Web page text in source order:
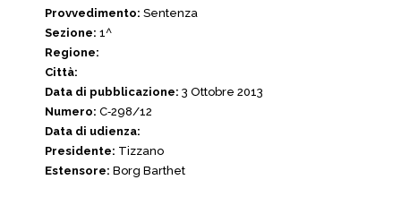
Provvedimento: Sentenza
Sezione: 1^
Regione:
Città:
Data di pubblicazione: 3 Ottobre 2013
Numero: C‑298/12
Data di udienza:
Presidente: Tizzano
Estensore: Borg Barthet